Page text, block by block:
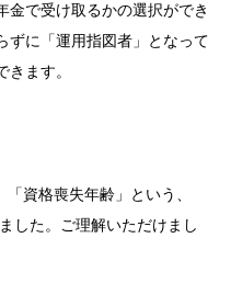
金で受け取るかの選択ができ
ずに「運用指図者」となって
ます。
資格喪失年齢」という、
した。ご理解いただけまし